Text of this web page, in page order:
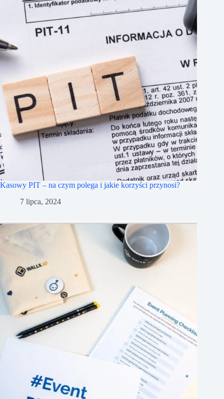
Kasowy PIT – na czym polega i jakie korzyści przynosi?
7 lipca, 2024